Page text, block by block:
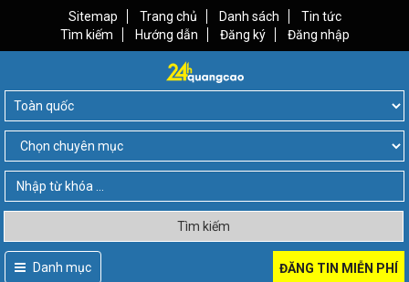
Sitemap Trang chủ Danh sách
Tin tức
Tìm kiếm
Hướng dẫn Đăng ký Đăng nhập
Tìm kiếm
Danh mục ĐĂNG TIN MIỄN PHÍ